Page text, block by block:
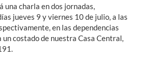
una charla en dos jornadas,
jueves 9 y viernes 10 de julio, a las
en las dependencias
costado de nuestra Casa Central,